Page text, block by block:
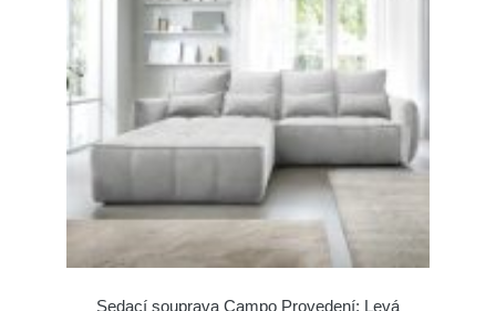
Sedací souprava Campo Provedení: Levá